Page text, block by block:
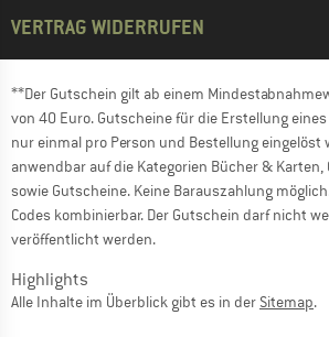
VERTRAG WIDERRUFEN
**Der Gutschein gilt ab einem
von 40 Euro. Gutscheine für die Erstellung
nur einmal pro Person und Bestellung eingelöst
anwendbar auf die Kategorien Bücher &
sowie Gutscheine. Keine Barauszahlung
Codes kombinierbar. Der Gutschein darf nicht
veröffentlicht werden.
Highlights
Alle Inhalte im Überblick gibt es in der Sitemap.